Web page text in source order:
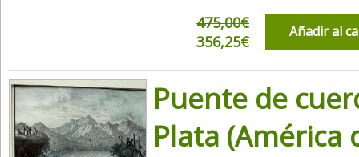
475,00€
356,25€
Añadir al
Puente de
Plata (América